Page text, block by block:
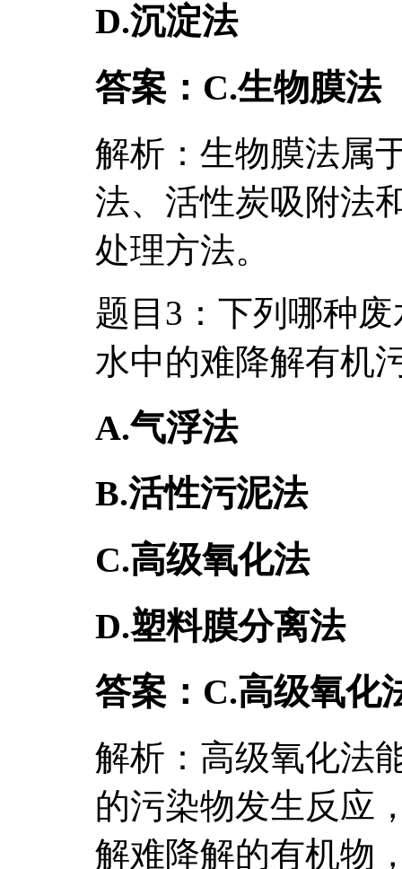
D.沉淀法
答案：C.生物膜法
解析：生物膜法属
法、活性炭吸附法
处理方法。
题目3：下列哪种
水中的难降解有机
A.气浮法
B.活性污泥法
C.高级氧化法
D.塑料膜分离法
答案：C.高级氧化
解析：高级氧化法
的污染物发生反应
解难降解的有机物